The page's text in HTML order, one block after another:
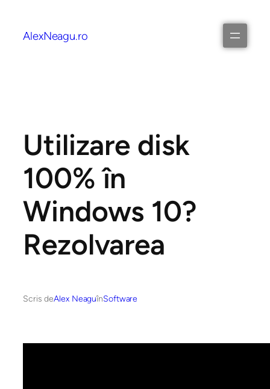
AlexNeagu.ro
Utilizare disk
100% în
Windows 10?
Rezolvarea
Scris deAlex NeaguînSoftware